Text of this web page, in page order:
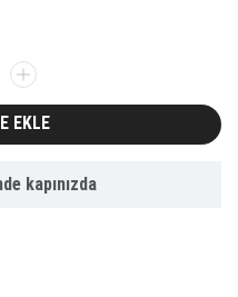
EKLE
kapınızda